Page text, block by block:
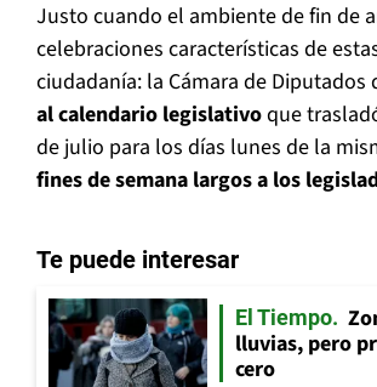
Justo cuando el ambiente de fin de
celebraciones características de
ciudadanía: la Cámara de
al calendario legislativoque
de julio para los días lunes de la
fines de semana largos a los
Te puede interesar
El Tiempo
lluvias, pero
cero